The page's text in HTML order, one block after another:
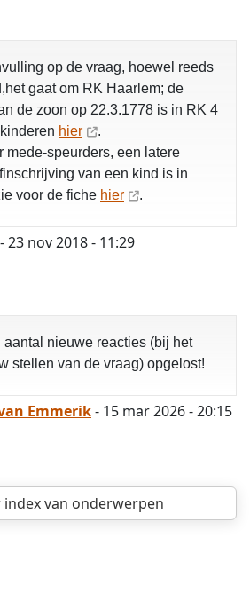
op de vraag, hoewel reeds
gaat om RK Haarlem; de
de zoon op 22.3.1778 is in RK 4
hier
.
mede-speurders, een latere
van een kind is in
voor de fiche hier .
- 23 nov 2018 - 11:29
aantal nieuwe reacties (bij het
stellen van de vraag) opgelost!
Emmerik- 15 mar 2026 - 20:15
indexvan onderwerpen
opgelost